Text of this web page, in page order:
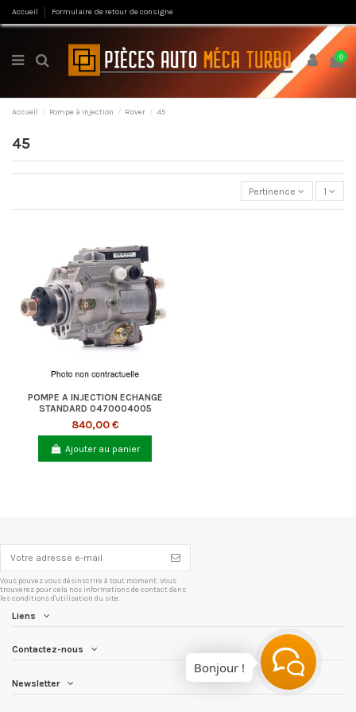
Accueil Formulaire de retour de consigne
0
Accueil Pompe à injection Rover 45
45
Pertinence 1
POMPE A INJECTION ECHANGE
STANDARD 0470004005
840,00 €
Ajouter au panier
Vous pouvez vous désinscrire à tout moment. Vous
trouverez pour cela nos informations de contact dans
les conditions d'utilisation du site.
Liens
Contactez-nous
Newsletter
Bonjour !